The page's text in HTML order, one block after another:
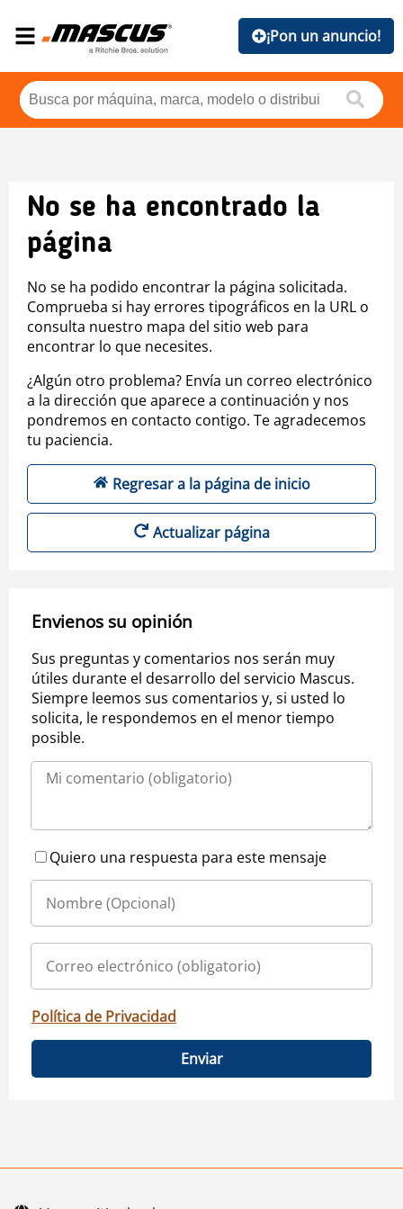
¡Pon un anuncio!
No se ha encontrado la
página
No se ha podido encontrar la página solicitada.
Comprueba si hay errores tipográficos en la URL o
consulta nuestro mapa del sitio web para
encontrar lo que necesites.
¿Algún otro problema? Envía un correo electrónico
a la dirección que aparece a continuación y nos
pondremos en contacto contigo. Te agradecemos
tu paciencia.
Regresar a la página de inicio
Actualizar página
Envienos su opinión
Sus preguntas y comentarios nos serán muy
útiles durante el desarrollo del servicio Mascus.
Siempre leemos sus comentarios y, si usted lo
solicita, le respondemos en el menor tiempo
posible.
Quiero una respuesta para este mensaje
Política de Privacidad
Enviar